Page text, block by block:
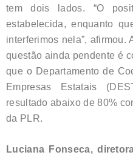
tem dois lados. “O
estabelecida, enquanto
interferimos nela”, afirmou.
questão ainda pendente é
que o Departamento de
Empresas Estatais
resultado abaixo de 80%
da PLR.
Luciana Fonseca,